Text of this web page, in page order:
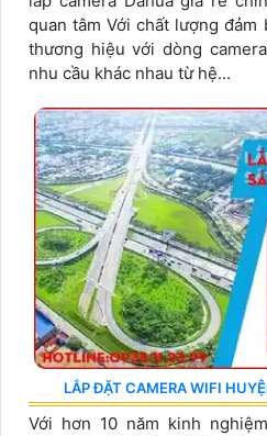
quan tâm Với chất lượng đảm
thương hiệu với dòng
nhu cầu khác nhau từ hệ...
LẮP ĐẶT CAMERA WIFI
Với hơn 10 năm kinh